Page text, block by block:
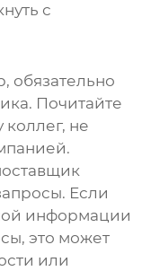
с
обязательно
Почитайте
коллег, не
Если
информации
это может
или